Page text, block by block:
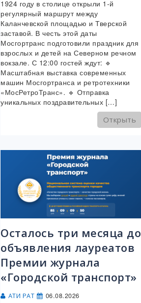
1924 году в столице открыли 1-й
регулярный маршрут между
Каланчевской площадью и Тверской
заставой. В честь этой даты
Мосгортранс подготовили праздник для
взрослых и детей на Северном речном
вокзале. С 12:00 гостей ждут: 🔹
Масштабная выставка современных
машин Мосгортранса и ретротехники
«МосРетроТранс». 🔹 Отправка
уникальных поздравительных […]
Открыть
Осталось три месяца до
объявления лауреатов
Премии журнала
«Городской транспорт»
АТИ РАТ 06.08.2026